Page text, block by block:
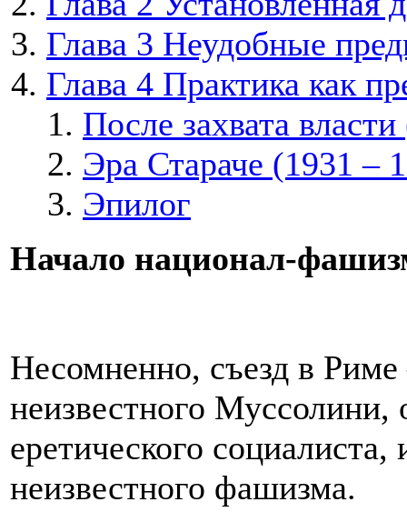
Глава 3 Неудобные
Глава 4 Практика как
После захвата
Эра Стараче (1931 –
Эпилог
Начало национал-
Несомненно, съезд в Риме
неизвестного Муссолини,
еретического
неизвестного фашизма.